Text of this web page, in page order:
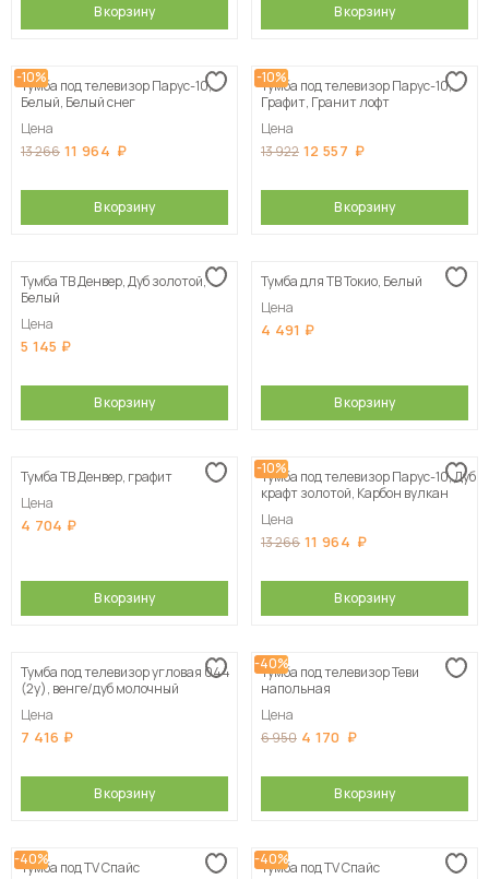
В корзину В корзину
-10%
Тумба под телевизор Парус-10,
Белый, Белый снег
Цена
13 266 11 964
В корзину
-10%
Тумба под телевизор Парус-10,
Графит, Гранит лофт
Цена
13 922 12 557
В корзину
Тумба ТВ Денвер, Дуб золотой,
Белый
Цена
5 145
В корзину
Тумба для ТВ Токио, Белый
Цена
4 491
В корзину
Тумба ТВ Денвер, графит
Цена
4 704
В корзину
-10%
Тумба под телевизор Парус-10, Дуб
крафт золотой, Карбон вулкан
Цена
13 266 11 964
В корзину
Тумба под телевизор угловая 044
(2у), венге/дуб молочный
Цена
7 416
В корзину
-40%
Тумба под телевизор Теви
напольная
Цена
6 950 4 170
В корзину
-40%
Тумба под TV Спайс
-40%
Тумба под TV Спайс